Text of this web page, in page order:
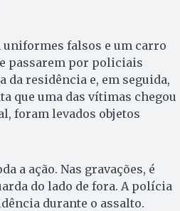
uniformes falsos e um carro
passarem por policiais
da residência e, em seguida,
que uma das vítimas chegou
foram levados objetos
a ação. Nas gravações, é
do lado de fora. A polícia
durante o assalto.